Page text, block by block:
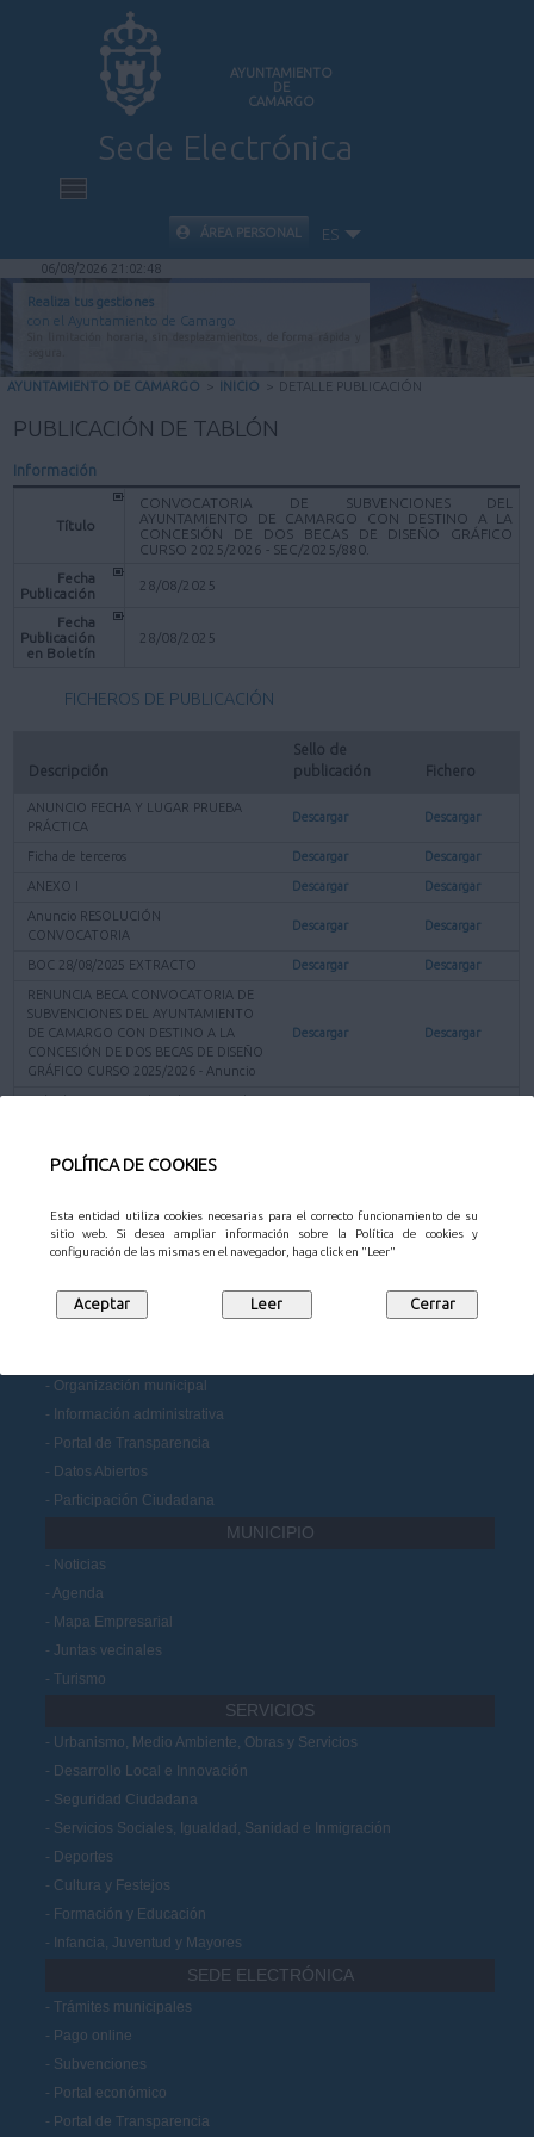
POLÍTICA DE COOKIES
Esta entidad utiliza cookies necesarias para el correcto funcionamiento de su
sitio web. Si desea ampliar información sobre la Política de cookies y
configuración de las mismas en el navegador, haga click en "Leer"
AYUNTAMIENTO
DE
CAMARGO
Sede Electrónica
INICIO
INFORMACIÓN PÚBLICA
CARPETA CIUDADANA
VALIDACIÓN DE DOCUMENTOS
ÁREA PERSONAL ES
06/08/2026 21:02:48
Realiza tus gestiones
con el Ayuntamiento de Camargo
AYUNTAMIENTO DE CAMARGO > INICIO > DETALLE PUBLICACIÓN
PUBLICACIÓN DE TABLÓN
Información
Título
CONVOCATORIA DE SUBVENCIONES DEL
AYUNTAMIENTO DE CAMARGO CON DESTINO A LA
CONCESIÓN DE DOS BECAS DE DISEÑO GRÁFICO
CURSO 2025/2026 - SEC/2025/880.
Fecha
Publicación
28/08/2025
Fecha
Publicación
en Boletín
28/08/2025
FICHEROS DE PUBLICACIÓN
Descripción
Sello de
publicación
Fichero
ANUNCIO FECHA Y LUGAR PRUEBA
PRÁCTICA
Descargar Descargar
Ficha de terceros Descargar Descargar
ANEXO I Descargar Descargar
Anuncio RESOLUCIÓN
CONVOCATORIA
Descargar Descargar
BOC 28/08/2025 EXTRACTO Descargar Descargar
RENUNCIA BECA CONVOCATORIA DE
SUBVENCIONES DEL AYUNTAMIENTO
DE CAMARGO CON DESTINO A LA
CONCESIÓN DE DOS BECAS DE DISEÑO
GRÁFICO CURSO 2025/2026 - Anuncio
Descargar Descargar
30/07/2025 - Junta de Gobierno Local -
Volver a la página anterior
CONTACTO
Organización municipal
Información administrativa
Portal de Transparencia
Datos Abiertos
Participación Ciudadana
MUNICIPIO
Noticias
Agenda
Mapa Empresarial
Juntas vecinales
Turismo
SERVICIOS
Urbanismo, Medio Ambiente, Obras y Servicios
Desarrollo Local e Innovación
Seguridad Ciudadana
Servicios Sociales, Igualdad, Sanidad e Inmigración
Deportes
Cultura y Festejos
Formación y Educación
Infancia, Juventud y Mayores
SEDE ELECTRÓNICA
Trámites municipales
Pago online
Subvenciones
Portal económico
Portal de Transparencia